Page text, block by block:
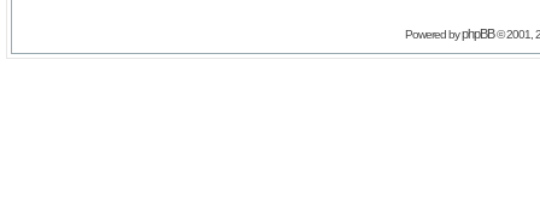
Powered byphpBB© 2001,